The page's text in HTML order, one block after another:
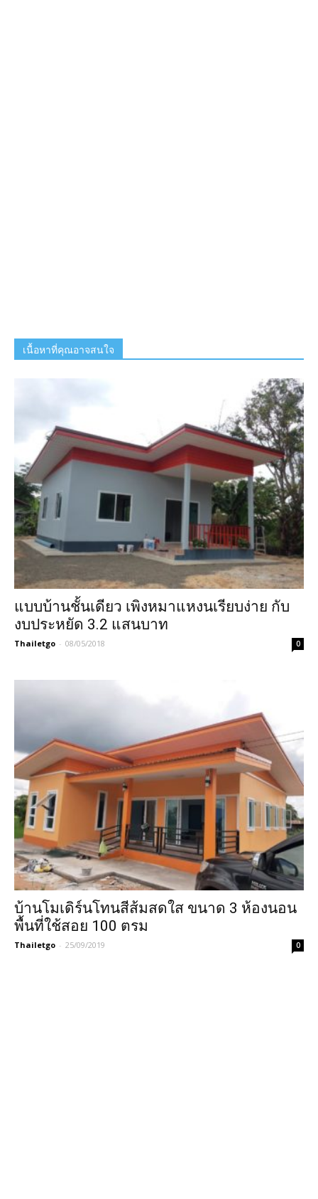
เนื้อหาที่คุณอาจสนใจ
แบบบ้านชั้นเดียว เพิงหมาแหงนเรียบง่าย กับ
งบประหยัด 3.2 แสนบาท
Thailetgo - 08/05/2018 0
บ้านโมเดิร์นโทนสีส้มสดใส ขนาด 3 ห้องนอน
พื้นที่ใช้สอย 100 ตรม
Thailetgo - 25/09/2019 0